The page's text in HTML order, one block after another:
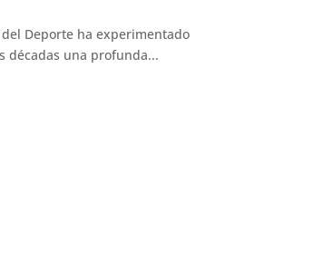
del Deporte ha experimentado
décadas una profunda...